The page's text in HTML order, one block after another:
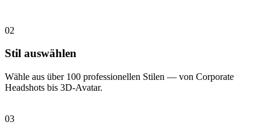
02
Stil auswählen
Wähle aus über 100 professionellen Stilen — von Corporate
Headshots bis 3D-Avatar.
03